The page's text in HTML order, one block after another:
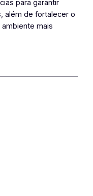
para garantir
além de fortalecer o
mais